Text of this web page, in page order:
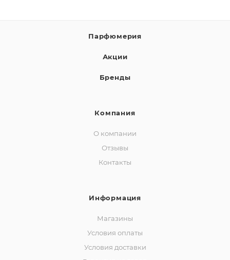
Парфюмерия
Акции
Бренды
Компания
О компании
Отзывы
Контакты
Информация
Магазины
Условия оплаты
Условия доставки